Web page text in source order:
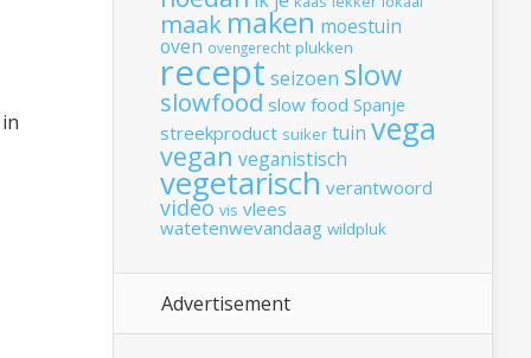
maak maken moestuin
oven ovengerecht plukken
recept seizoen slow
slowfood slow food Spanje
streekproduct suiker tuin vega
vegan veganistisch
vegetarisch verantwoord
video vis vlees
watetenwevandaag wildpluk
Advertisement